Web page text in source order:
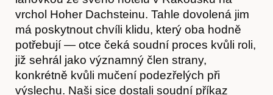
vrchol Hoher Dachsteinu. Tahle dovolená jim
má poskytnout chvíli klidu, který oba hodně
potřebují — otce čeká soudní proces kvůli roli,
již sehrál jako významný člen strany,
konkrétně kvůli mučení podezřelých při
výslechu. Naši sice dostali soudní příkaz